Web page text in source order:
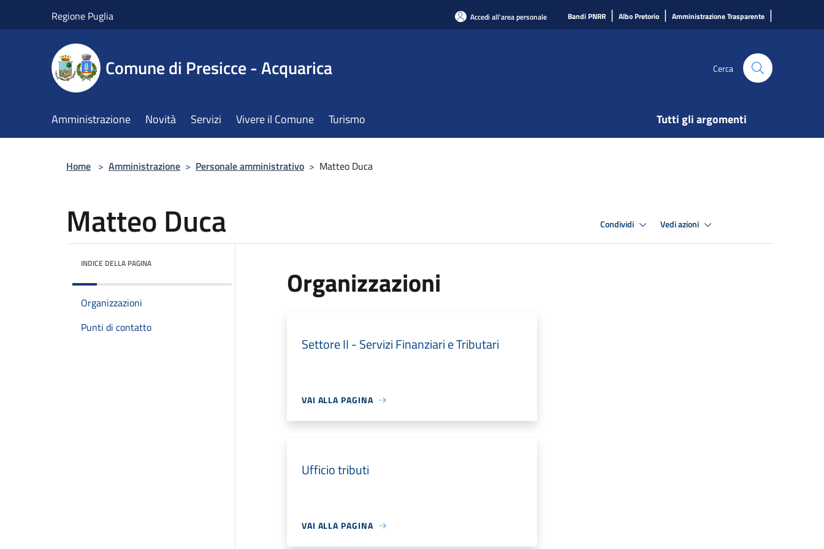
Regione Puglia Accedi all'area personale Bandi PNRR | Albo Pretorio | Amministrazione Trasparente |
Comune di Presicce - Acquarica Cerca
Amministrazione Novità Servizi Vivere il Comune Turismo Tutti gli argomenti
Home > Amministrazione > Personale amministrativo > Matteo Duca
Matteo Duca Condividi Vedi azioni
INDICE DELLA PAGINA
Organizzazioni
Punti di contatto
Organizzazioni
Settore II - Servizi Finanziari e Tributari
VAI ALLA PAGINA
Ufficio tributi
VAI ALLA PAGINA